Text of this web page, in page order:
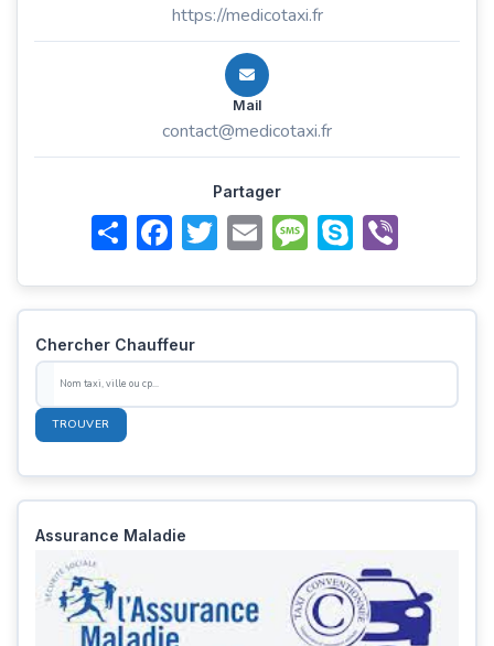
https://medicotaxi.fr
Mail
contact@medicotaxi.fr
Partager
ShareFacebookTwitterEmail MessageSkypeViber
Chercher Chauffeur
TROUVER
Assurance Maladie